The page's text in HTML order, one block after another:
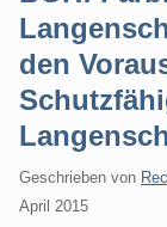
den
Geschrieben von
April 2015